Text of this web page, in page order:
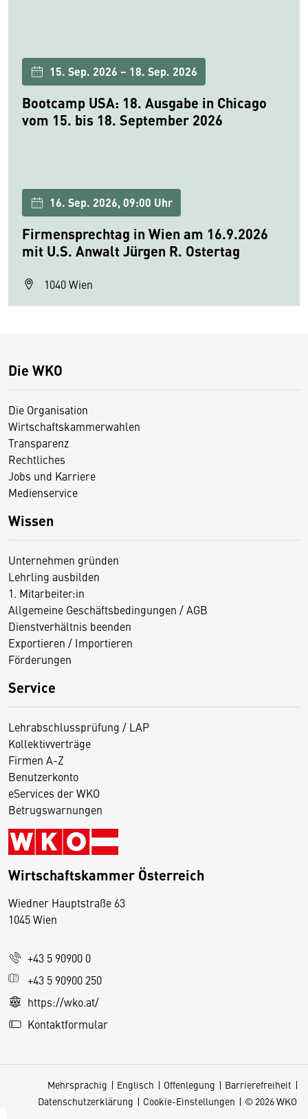
15. Sep. 2026 – 18. Sep. 2026
Bootcamp USA: 18. Ausgabe in Chicago
vom 15. bis 18. September 2026
16. Sep. 2026, 09:00 Uhr
Firmensprechtag in Wien am 16.9.2026
mit U.S. Anwalt Jürgen R. Ostertag
1040 Wien
Die WKO
Die Organisation
Wirtschaftskammerwahlen
Transparenz
Rechtliches
Jobs und Karriere
Medienservice
Wissen
Unternehmen gründen
Lehrling ausbilden
1. Mitarbeiter:in
Allgemeine Geschäftsbedingungen / AGB
Dienstverhältnis beenden
Exportieren / Importieren
Förderungen
Service
Lehrabschlussprüfung / LAP
Kollektivverträge
Firmen A-Z
Benutzerkonto
eServices der WKO
Betrugswarnungen
Wirtschaftskammer Österreich
Wiedner Hauptstraße 63
1045 Wien
+43 5 90900 0
+43 5 90900 250
https://wko.at/
Kontaktformular
Mehrsprachig Englisch Offenlegung
Barrierefreiheit
Datenschutzerklärung
Cookie-Einstellungen © 2026 WKO
D
s
e
S
e